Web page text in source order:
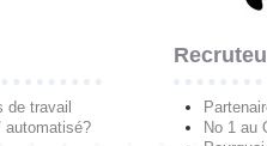
de travail
automatisé?
No 1 au